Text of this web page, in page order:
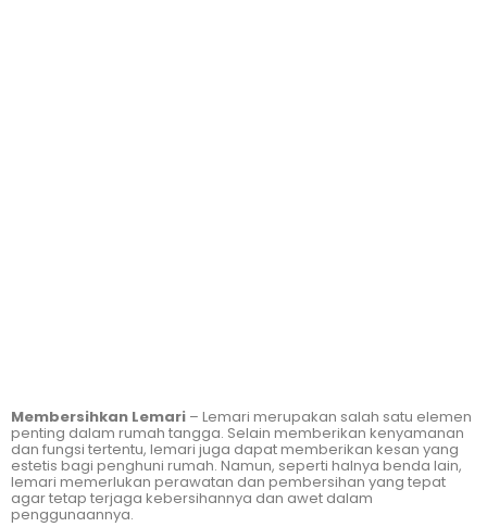
Membersihkan Lemari – Lemari merupakan salah satu elemen
penting dalam rumah tangga. Selain memberikan kenyamanan
dan fungsi tertentu, lemari juga dapat memberikan kesan yang
estetis bagi penghuni rumah. Namun, seperti halnya benda lain,
lemari memerlukan perawatan dan pembersihan yang tepat
agar tetap terjaga kebersihannya dan awet dalam
penggunaannya.